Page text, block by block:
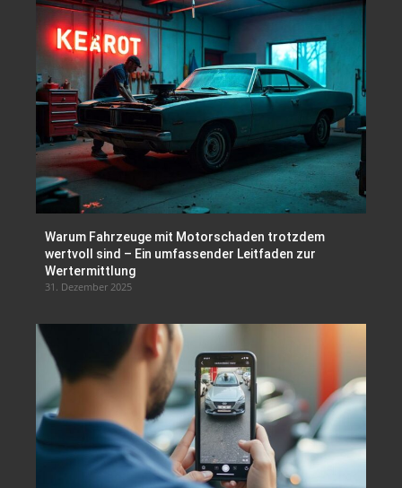
Warum Fahrzeuge mit Motorschaden trotzdem
wertvoll sind – Ein umfassender Leitfaden zur
Wertermittlung
31. Dezember 2025